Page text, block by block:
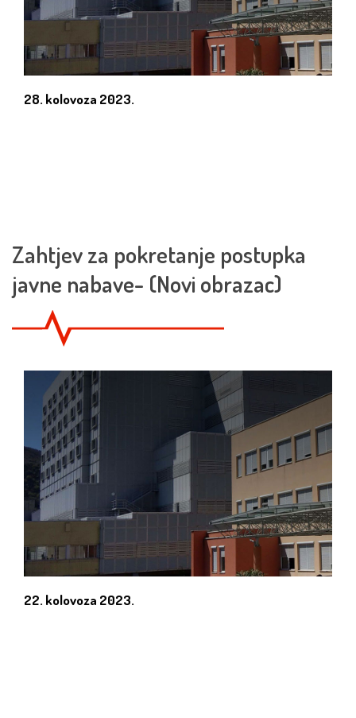
28. kolovoza 2023.
Zahtjev za pokretanje postupka
javne nabave- (Novi obrazac)
22. kolovoza 2023.